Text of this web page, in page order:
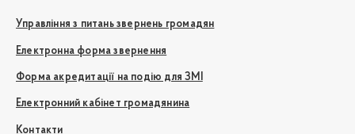
Управління з питань звернень громадян
Електронна форма звернення
Форма акредитації на подію для ЗМІ
Електронний кабінет громадянина
Контакти